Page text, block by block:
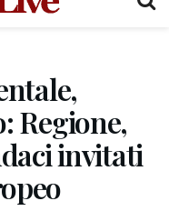
Regione,
invitati